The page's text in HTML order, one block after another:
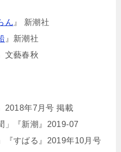
ん 』 新潮社
』新潮社
文藝春秋
2018年7月号 掲載
」『新潮』2019-07
『すばる』2019年10月号